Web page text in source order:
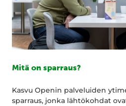
Mitä on sparraus?
Kasvu Openin palveluiden
sparraus, jonka lähtökohdat